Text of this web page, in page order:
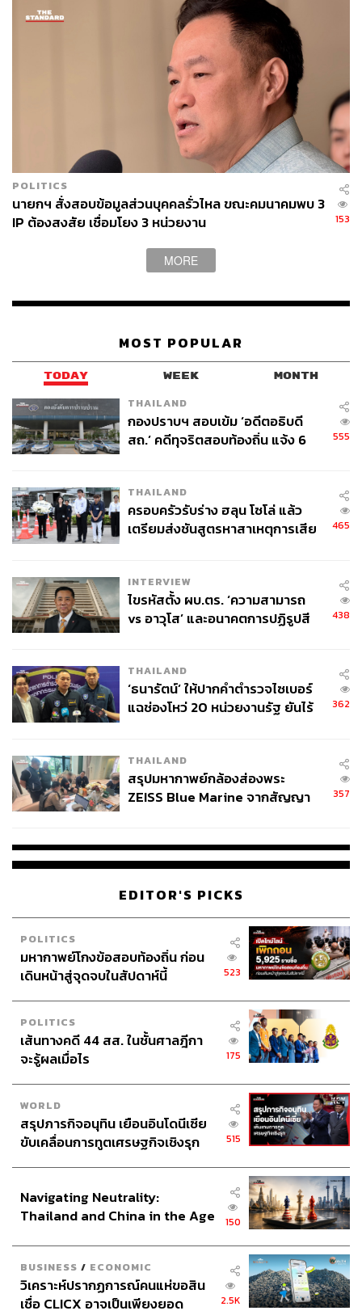
POLITICS
นายกฯ สั่งสอบข้อมูลส่วนบุคคลรั่วไหล ขณะคมนาคมพบ 3
IP ต้องสงสัย เชื่อมโยง 3 หน่วยงาน
153
MORE
MOST POPULAR
TODAY WEEK MONTH
THAILAND
กองปราบฯ สอบเข้ม ‘อดีตอธิบดี
สถ.’ คดีทุจริตสอบท้องถิ่น แจ้ง 6
555
THAILAND
ครอบครัวรับร่าง ฮลุน โซโล่ แล้ว
เตรียมส่งชันสูตรหาสาเหตุการเสีย
465
INTERVIEW
ไขรหัสตั้ง ผบ.ตร. ‘ความสามารถ
vs อาวุโส’ และอนาคตการปฏิรูปสี
438
THAILAND
‘ธนารัตน์’ ให้ปากคำตำรวจไซเบอร์
แฉช่องโหว่ 20 หน่วยงานรัฐ ยันไร้
362
THAILAND
สรุปมหากาพย์กล้องส่องพระ
ZEISS Blue Marine จากสัญญา
จ่ายหนี้-แอบระบุแบรนด์
357
EDITOR'S PICKS
POLITICS
มหากาพย์โกงข้อสอบท้องถิ่น ก่อน
เดินหน้าสู่จุดจบในสัปดาห์นี้
523
POLITICS
เส้นทางคดี 44 สส. ในชั้นศาลฎีกา
จะรู้ผลเมื่อไร
175
WORLD
สรุปภารกิจอนุทิน เยือนอินโดนีเซีย
ขับเคลื่อนการทูตเศรษฐกิจเชิงรุก
515
Navigating Neutrality:
Thailand and China in the Age
150
BUSINESS / ECONOMIC
วิเคราะห์ปรากฏการณ์คนแห่ขอสิน
เชื่อ CLICX อาจเป็นเพียงยอด
2.5K